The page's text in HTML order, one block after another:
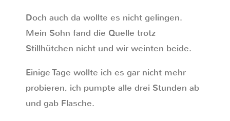
Doch auch da wollte es nicht gelingen.
Mein Sohn fand die Quelle trotz
Stillhütchen nicht und wir weinten beide.
Einige Tage wollte ich es gar nicht mehr
probieren, ich pumpte alle drei Stunden ab
und gab Flasche.